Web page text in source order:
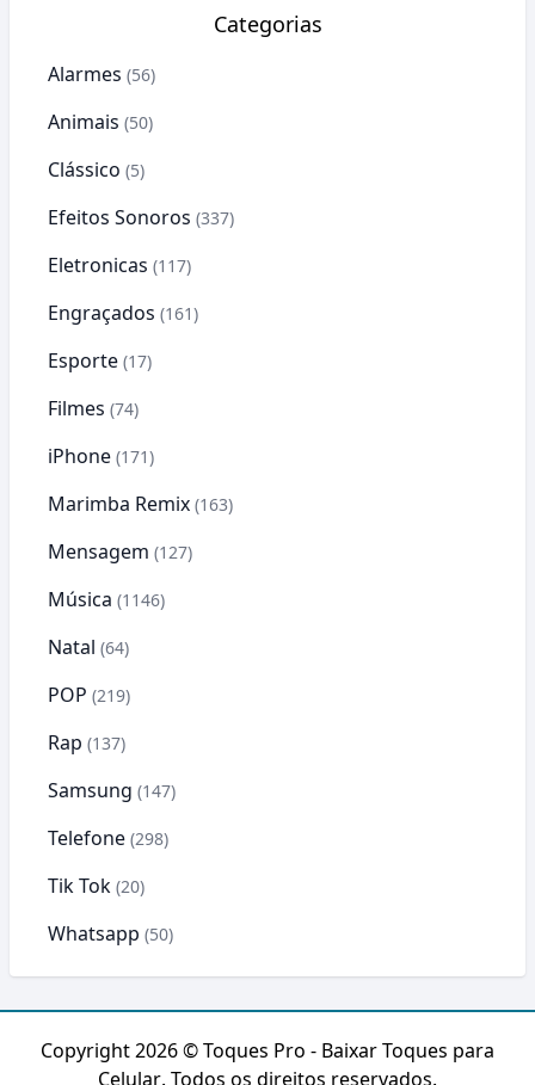
Categorias
Alarmes (56)
Animais (50)
Clássico (5)
Efeitos Sonoros (337)
Eletronicas (117)
Engraçados (161)
Esporte (17)
Filmes (74)
iPhone (171)
Marimba Remix (163)
Mensagem (127)
Música (1146)
Natal (64)
POP (219)
Rap (137)
Samsung (147)
Telefone (298)
Tik Tok (20)
Whatsapp (50)
Copyright 2026 ©Toques Pro - Baixar Toques para
Celular. Todos os direitos reservados.